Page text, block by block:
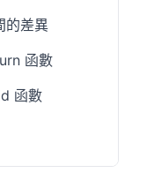
的差異
函數
函數